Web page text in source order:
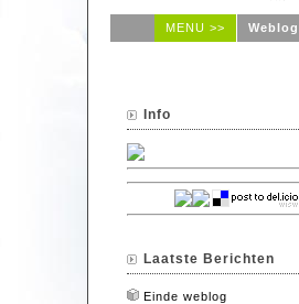
MENU >> Weblog
Info
Laatste Berichten
Einde weblog